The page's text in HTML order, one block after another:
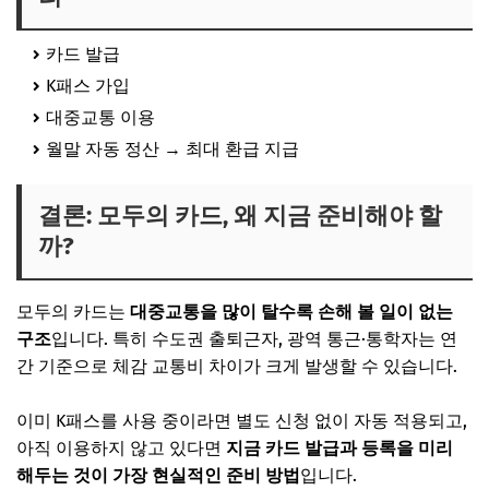
카드 발급
K패스 가입
대중교통 이용
월말 자동 정산 → 최대 환급 지급
결론: 모두의 카드, 왜 지금 준비해야 할
까?
모두의 카드는 대중교통을 많이 탈수록 손해 볼 일이 없는
구조입니다. 특히 수도권 출퇴근자, 광역 통근·통학자는 연
간 기준으로 체감 교통비 차이가 크게 발생할 수 있습니다.
이미 K패스를 사용 중이라면 별도 신청 없이 자동 적용되고,
아직 이용하지 않고 있다면 지금 카드 발급과 등록을 미리
해두는 것이 가장 현실적인 준비 방법입니다.